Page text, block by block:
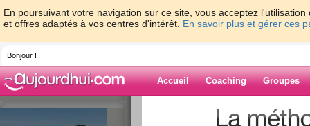
En poursuivant votre navigation sur ce site, vous acceptez
et offres adaptés à vos centres d'intérêt. En savoir plus et gérer ces
Bonjour !
Accueil Coaching Groupes
>
>